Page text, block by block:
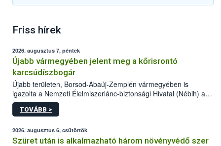
Friss hírek
2026. augusztus 7, péntek
Újabb vármegyében jelent meg a kőrisrontó
karcsúdíszbogár
Újabb területen, Borsod-Abaúj-Zemplén vármegyében is
igazolta a Nemzeti Élelmiszerlánc-biztonsági Hivatal (Nébih) a
kőrisrontó karcsúdíszbogár (Agrilus planipennis) jelenlétét. A
kártevőt nem csak színcsapdában találták meg, de már fertőzött
az intenzív felderítést, emellett az intézkedéseket a szlovák
hatósággal is összehangolják a terjedés megállítása érdekében.
TOVÁBB >
2026. augusztus 6, csütörtök
Szüret után is alkalmazható három növényvédő szer